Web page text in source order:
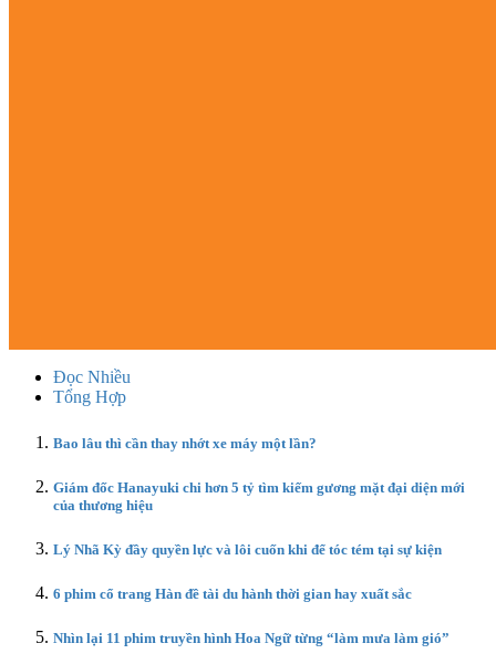
Đọc Nhiều
Tổng Hợp
Bao lâu thì cần thay nhớt xe máy một lần?
Giám đốc Hanayuki chi hơn 5 tỷ tìm kiếm gương mặt đại diện mới
của thương hiệu
Lý Nhã Kỳ đầy quyền lực và lôi cuốn khi để tóc tém tại sự kiện
6 phim cổ trang Hàn đề tài du hành thời gian hay xuất sắc
Nhìn lại 11 phim truyền hình Hoa Ngữ từng “làm mưa làm gió”